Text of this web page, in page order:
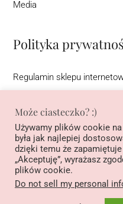
Media
Polityka
Regulamin sklepu
Warunki korzystania ze
Polityka prywatności
Regulamin konkursu na
historią, wygraj książkę”
Może ciasteczko? :)
Używamy plików cookie
była jak najlepiej
dzięki temu że
„Akceptuję”, wyrażasz
plików cookie.
Do not sell my personal